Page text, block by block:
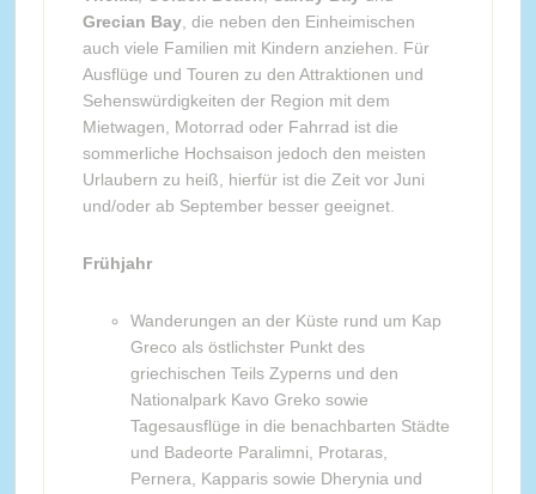
Grecian Bay, die neben den Einheimischen
auch viele Familien mit Kindern anziehen. Für
Ausflüge und Touren zu den Attraktionen und
Sehenswürdigkeiten der Region mit dem
Mietwagen, Motorrad oder Fahrrad ist die
sommerliche Hochsaison jedoch den meisten
Urlaubern zu heiß, hierfür ist die Zeit vor Juni
und/oder ab September besser geeignet.
Frühjahr
Wanderungen an der Küste rund um Kap
Greco als östlichster Punkt des
griechischen Teils Zyperns und den
Nationalpark Kavo Greko sowie
Tagesausflüge in die benachbarten Städte
und Badeorte Paralimni, Protaras,
Pernera, Kapparis sowie Dherynia und